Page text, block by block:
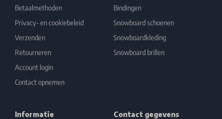
Betaalmethoden
Privacy- en cookiebeleid
Verzenden
Retourneren
Account login
Contact opnemen
Bindingen
Snowboard schoenen
Snowboardkleding
Snowboard brillen
Informatie Contact gegevens